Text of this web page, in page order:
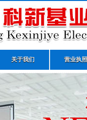
关于我们 营业执照